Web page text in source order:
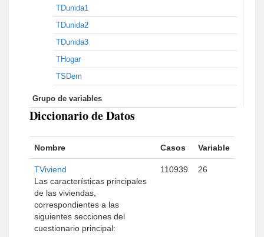
TDunida1
TDunida2
TDunida3
THogar
TSDem
Grupo de variables
Diccionario de Datos
Nombre Casos Variable
TViviend
Las características principales
de las viviendas,
correspondientes a las
siguientes secciones del
cuestionario principal:
110939 26